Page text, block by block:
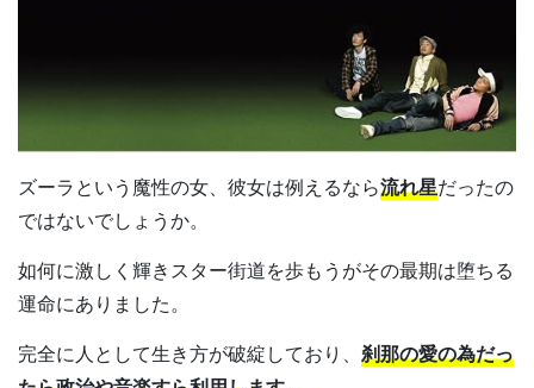
ズーラという魔性の女、彼女は例えるなら流れ星だったの
ではないでしょうか。
如何に激しく輝きスター街道を歩もうがその最期は堕ちる
運命にありました。
完全に人として生き方が破綻しており、 刹那の愛の為だっ